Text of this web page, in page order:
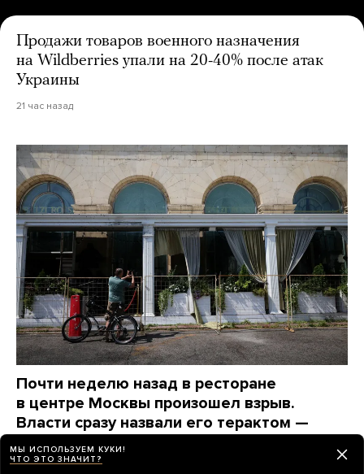
Продажи товаров военного назначения
на Wildberries упали на 20-40% после атак
Украины
21 час назад
Почти неделю назад в ресторане
в центре Москвы произошел взрыв.
Власти сразу назвали его терактом —
и сразу же перестали о нем говорить
Вот какие вопросы до сих пор остаются без ответов
МЫ ИСПОЛЬЗУЕМ КУКИ!
ЧТО ЭТО ЗНАЧИТ?